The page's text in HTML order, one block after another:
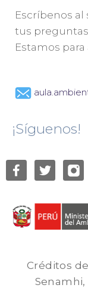
Escríbenos
tus
Estamos para
¡Síguenos!
Créditos